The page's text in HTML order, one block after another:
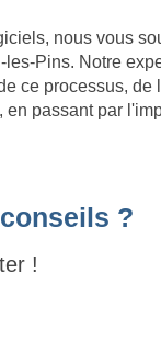
nous vous
Pins. Notre
ce processus,
passant par
?
!